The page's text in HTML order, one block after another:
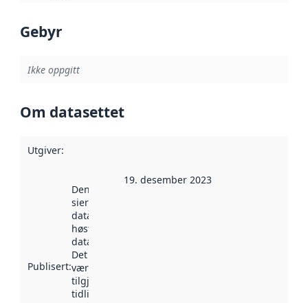
Gebyr
Ikke oppgitt
Om datasettet
Utgiver:
Publisert:
Denne datoen
sier når
datasettet ble
høstet av
data.norge.no.
Det kan ha
vært
tilgjengelig
tidligere
19. desember 2023